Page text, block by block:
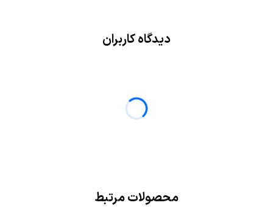
دیدگاه کاربران
محصولات مرتبط